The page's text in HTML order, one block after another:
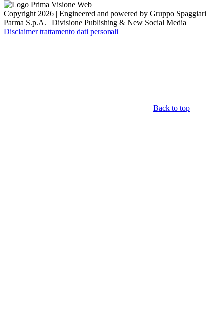
Copyright 2026 | Engineered and powered by Gruppo Spaggiari
Parma S.p.A. | Divisione Publishing & New Social Media
Disclaimer trattamento dati personali
Back to top